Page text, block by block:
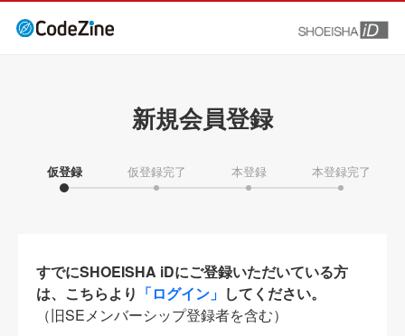
新規会員登録
仮登録 仮登録完了 本登録 本登録完了
すでにSHOEISHA iDにご登録いただいている方
は、こちらより 「ログイン」 してください。
（旧SEメンバーシップ登録者を含む）